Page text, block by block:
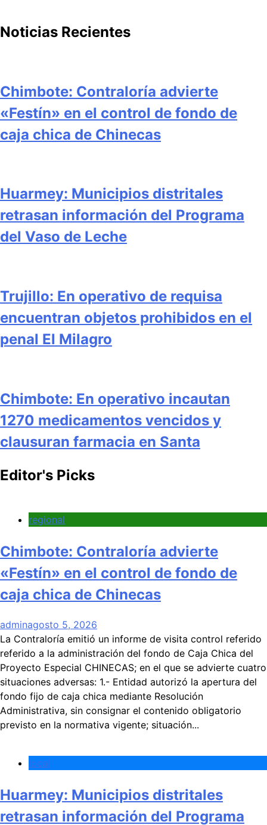
Noticias Recientes
Chimbote: Contraloría advierte
«Festín» en el control de fondo de
caja chica de Chinecas
Huarmey: Municipios distritales
retrasan información del Programa
del Vaso de Leche
Trujillo: En operativo de requisa
encuentran objetos prohibidos en el
penal El Milagro
Chimbote: En operativo incautan
1270 medicamentos vencidos y
clausuran farmacia en Santa
Editor's Picks
regional
Chimbote: Contraloría advierte
«Festín» en el control de fondo de
caja chica de Chinecas
adminagosto 5, 2026
La Contraloría emitió un informe de visita control referido
referido a la administración del fondo de Caja Chica del
Proyecto Especial CHINECAS; en el que se advierte cuatro
situaciones adversas: 1.- Entidad autorizó la apertura del
fondo fijo de caja chica mediante Resolución
Administrativa, sin consignar el contenido obligatorio
previsto en la normativa vigente; situación...
local
Huarmey: Municipios distritales
retrasan información del Programa